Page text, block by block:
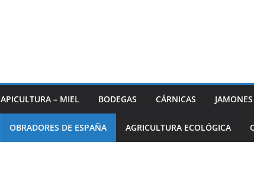
APICULTURA – MIEL BODEGAS CÁRNICAS
OBRADORES DE ESPAÑA AGRICULTURA ECOLÓGICA